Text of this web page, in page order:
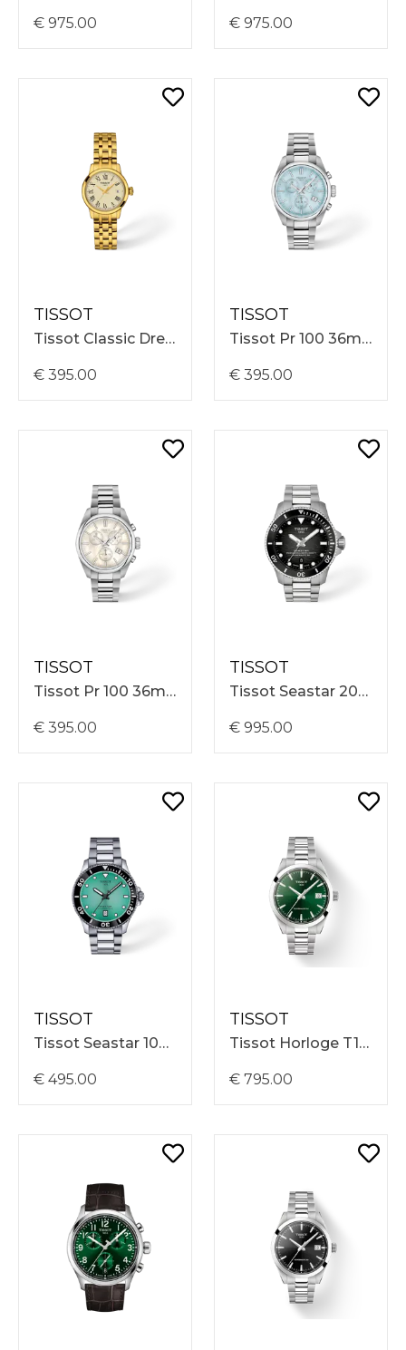
€ 975.00 € 975.00
TISSOT
Tissot Classic Dream 28mm, Goudkleurige Stalen Band, Ivoor Wijzerplaat, 5 ATM, Quartz T1292103326300
€ 395.00
TISSOT
Tissot Pr 100 36mm, Stalen Band, Blauwe Parelmoer Wijzerplaat, 10 ATM, Quartz T1502171113100
€ 395.00
TISSOT
Tissot Pr 100 36mm, Stalen Band, Wit Parelmoer Wijzerplaat, 10 ATM, Quartz T1502171111100
€ 395.00
TISSOT
Tissot Seastar 2000 44mm, Stalen Band, Grijze Wijzerplaat, 60 ATM, Automatisch T1209071105100
€ 995.00
TISSOT
Tissot Seastar 1000 40mm, Stalen Band, Turquoise Wijzerplaat, 30 ATM, Quartz T1204101109100
€ 495.00
TISSOT
Tissot Horloge T1658071109100 Gentleman Powermatic 80 38mm, Zwarte Wijzerplaat
€ 795.00